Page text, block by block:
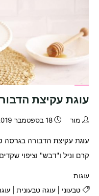
עוגת עקיצת
מור 18 בספטמבר 2019
עוגת עקיצת הדבורה בגרסה
קרם וניל ו"דבש" וציפוי
עוגות
טבעוני
עוגה טבעונית|